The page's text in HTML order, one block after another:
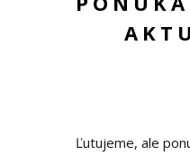
Ľutujeme, ale